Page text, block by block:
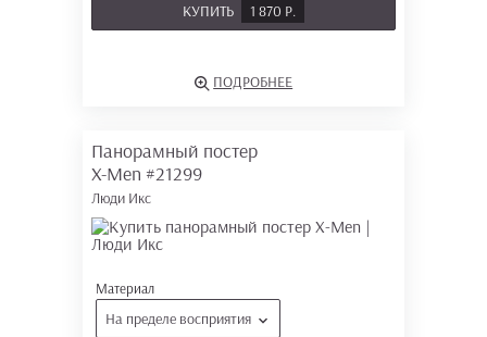
КУПИТЬ 1 870 Р.
ПОДРОБНЕЕ
Панорамный постер
X-Men #21299
Люди Икс
Материал
На пределе восприятия